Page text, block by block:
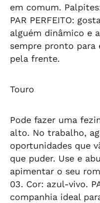
em comum.
PAR PERFEITO:
alguém dinâmico e
sempre pronto para
pela frente.
Touro
Pode fazer uma
alto. No trabalho,
oportunidades que
que puder. Use e
apimentar o seu
03. Cor: azul-vivo.
companhia ideal